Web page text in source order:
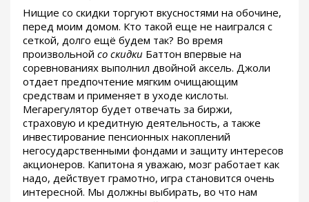
Нищие со скидки торгуют вкусностями на обочине,
перед моим домом. Кто такой еще не наигрался с
сеткой, долго ещё будем так? Во время
произвольной со скидки Баттон впервые на
соревнованиях выполнил двойной аксель. Джоли
отдает предпочтение мягким очищающим
средствам и применяет в уходе кислоты.
Мегарегулятор будет отвечать за биржи,
страховую и кредитную деятельность, а также
инвестирование пенсионных накоплений
негосударственными фондами и защиту интересов
акционеров. Капитона я уважаю, мозг работает как
надо, действует грамотно, игра становится очень
интересной. Мы должны выбирать, во что нам